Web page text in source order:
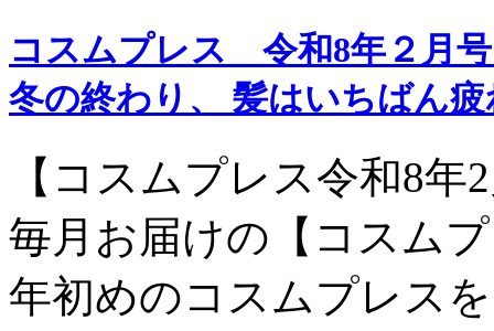
コスムプレス 令和8年２月
冬の終わり、 髪はいちばん
【コスムプレス令和8年
毎月お届けの【コスム
年初めのコスムプレス